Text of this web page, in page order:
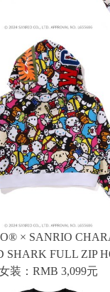
× SANRIO
SHARK FULL ZIP
装：RMB 3,099元